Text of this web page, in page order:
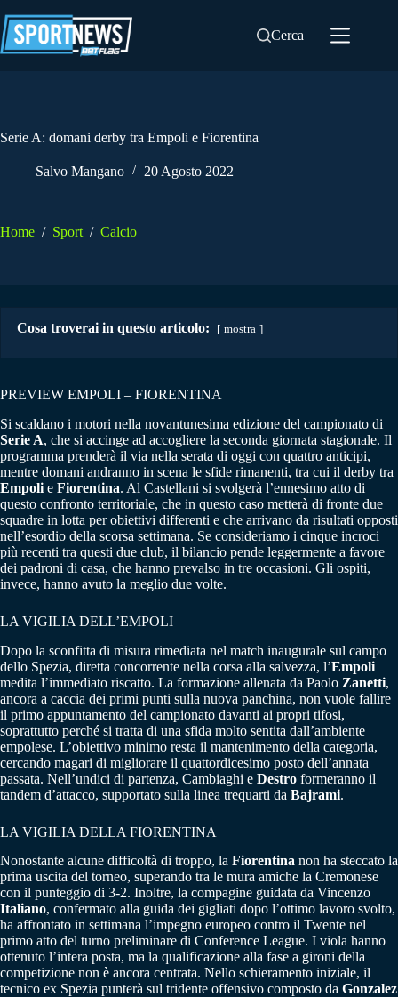
al
contenuto
Cerca
Serie A: domani derby tra Empoli e Fiorentina
Salvo Mangano 20 Agosto 2022
Home / Sport / Calcio
Cosa troverai in questo articolo: mostra
PREVIEW EMPOLI – FIORENTINA
Si scaldano i motori nella novantunesima edizione del campionato di
Serie A, che si accinge ad accogliere la seconda giornata stagionale. Il
programma prenderà il via nella serata di oggi con quattro anticipi,
mentre domani andranno in scena le sfide rimanenti, tra cui il derby tra
Empoli e Fiorentina. Al Castellani si svolgerà l’ennesimo atto di
questo confronto territoriale, che in questo caso metterà di fronte due
squadre in lotta per obiettivi differenti e che arrivano da risultati opposti
nell’esordio della scorsa settimana. Se consideriamo i cinque incroci
più recenti tra questi due club, il bilancio pende leggermente a favore
dei padroni di casa, che hanno prevalso in tre occasioni. Gli ospiti,
invece, hanno avuto la meglio due volte.
LA VIGILIA DELL’EMPOLI
Dopo la sconfitta di misura rimediata nel match inaugurale sul campo
dello Spezia, diretta concorrente nella corsa alla salvezza, l’Empoli
medita l’immediato riscatto. La formazione allenata da Paolo Zanetti,
ancora a caccia dei primi punti sulla nuova panchina, non vuole fallire
il primo appuntamento del campionato davanti ai propri tifosi,
soprattutto perché si tratta di una sfida molto sentita dall’ambiente
empolese. L’obiettivo minimo resta il mantenimento della categoria,
cercando magari di migliorare il quattordicesimo posto dell’annata
passata. Nell’undici di partenza, Cambiaghi e Destro formeranno il
tandem d’attacco, supportato sulla linea trequarti da Bajrami.
LA VIGILIA DELLA FIORENTINA
Nonostante alcune difficoltà di troppo, la Fiorentina non ha steccato la
prima uscita del torneo, superando tra le mura amiche la Cremonese
con il punteggio di 3-2. Inoltre, la compagine guidata da Vincenzo
Italiano, confermato alla guida dei gigliati dopo l’ottimo lavoro svolto,
ha affrontato in settimana l’impegno europeo contro il Twente nel
primo atto del turno preliminare di Conference League. I viola hanno
ottenuto l’intera posta, ma la qualificazione alla fase a gironi della
competizione non è ancora centrata. Nello schieramento iniziale, il
tecnico ex Spezia punterà sul tridente offensivo composto da Gonzalez